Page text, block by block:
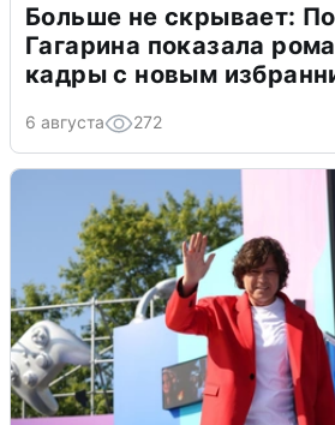
Больше не скрывает:
Гагарина показала
кадры с новым
6 августа 272